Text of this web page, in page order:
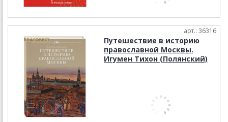
арт.: 36316
Путешествие в историю
православной Москвы.
Игумен Тихон (Полянский)